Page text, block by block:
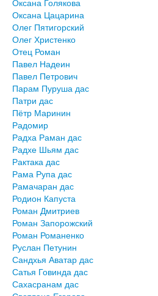
Оксана Голякова
Оксана Цацарина
Олег Пятигорский
Олег Христенко
Отец Роман
Павел Надеин
Павел Петрович
Парам Пуруша дас
Патри дас
Пётр Маринин
Радомир
Радха Раман дас
Радхе Шьям дас
Рактака дас
Рама Рупа дас
Рамачаран дас
Родион Капуста
Роман Дмитриев
Роман Запорожский
Роман Романенко
Руслан Петунин
Сандхья Аватар дас
Сатья Говинда дас
Сахасранам дас